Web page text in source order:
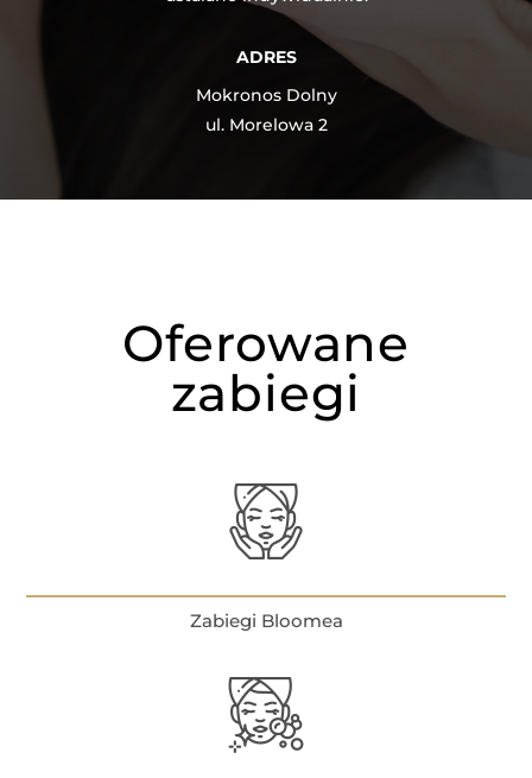
ADRES
Mokronos Dolny
ul. Morelowa 2
Oferowane
zabiegi
Zabiegi Bloomea